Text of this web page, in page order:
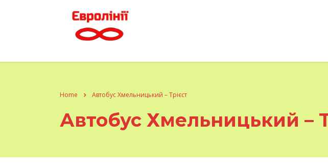
Home Автобус Хмельницький – Трієст
Автобус Хмельницький –